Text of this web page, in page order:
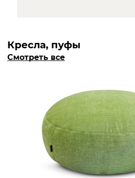
Кресла, пуфы
Смотреть все